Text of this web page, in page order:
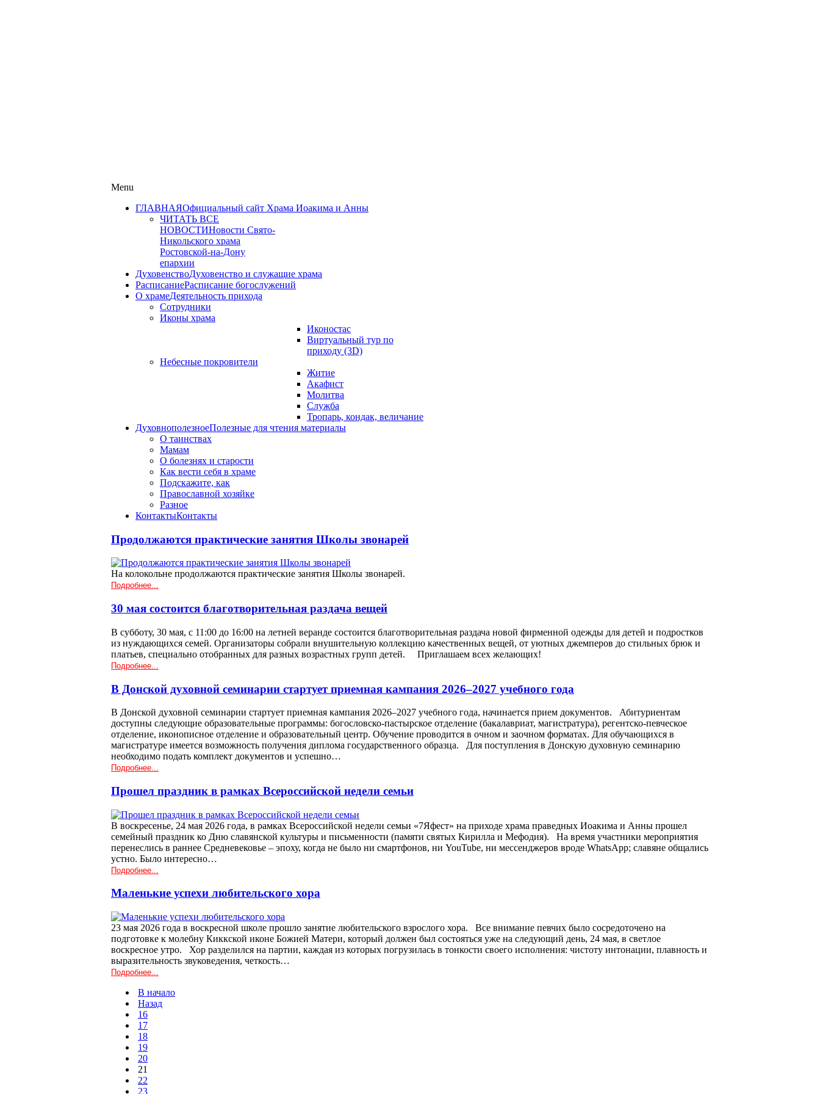
Menu
ГЛАВНАЯОфициальный сайт Храма Иоакима и Анны
ЧИТАТЬ ВСЕ
НОВОСТИНовости Свято-
Никольского храма
Ростовской-на-Дону
епархии
ДуховенствоДуховенство и служащие храма
РасписаниеРасписание богослужений
О храмеДеятельность прихода
Сотрудники
Иконы храма
Иконостас
Виртуальный тур по
приходу (3D)
Небесные покровители
Житие
Акафист
Молитва
Служба
Тропарь, кондак, величание
ДуховнополезноеПолезные для чтения материалы
О таинствах
Мамам
О болезнях и старости
Как вести себя в храме
Подскажите, как
Православной хозяйке
Разное
КонтактыКонтакты
Продолжаются практические занятия Школы звонарей
На колокольне продолжаются практические занятия Школы звонарей.
Подробнее...
30 мая состоится благотворительная раздача вещей
В субботу, 30 мая, с 11:00 до 16:00 на летней веранде состоится благотворительная раздача новой фирменной одежды для детей и подростков
из нуждающихся семей. Организаторы собрали внушительную коллекцию качественных вещей, от уютных джемперов до стильных брюк и
платьев, специально отобранных для разных возрастных групп детей. Приглашаем всех желающих!
Подробнее...
В Донской духовной семинарии стартует приемная кампания 2026–2027 учебного года
В Донской духовной семинарии стартует приемная кампания 2026–2027 учебного года, начинается прием документов. Абитуриентам
доступны следующие образовательные программы: богословско-пастырское отделение (бакалавриат, магистратура), регентско-певческое
отделение, иконописное отделение и образовательный центр. Обучение проводится в очном и заочном форматах. Для обучающихся в
магистратуре имеется возможность получения диплома государственного образца. Для поступления в Донскую духовную семинарию
необходимо подать комплект документов и успешно…
Подробнее...
Прошел праздник в рамках Всероссийской недели семьи
В воскресенье, 24 мая 2026 года, в рамках Всероссийской недели семьи «7Яфест» на приходе храма праведных Иоакима и Анны прошел
семейный праздник ко Дню славянской культуры и письменности (памяти святых Кирилла и Мефодия). На время участники мероприятия
перенеслись в раннее Средневековье – эпоху, когда не было ни смартфонов, ни YouTube, ни мессенджеров вроде WhatsApp; славяне общались
устно. Было интересно…
Подробнее...
Маленькие успехи любительского хора
23 мая 2026 года в воскресной школе прошло занятие любительского взрослого хора. Все внимание певчих было сосредоточено на
подготовке к молебну Киккской иконе Божией Матери, который должен был состояться уже на следующий день, 24 мая, в светлое
воскресное утро. Хор разделился на партии, каждая из которых погрузилась в тонкости своего исполнения: чистоту интонации, плавность и
выразительность звуковедения, четкость…
Подробнее...
В начало
Назад
16
17
18
19
20
21
22
23